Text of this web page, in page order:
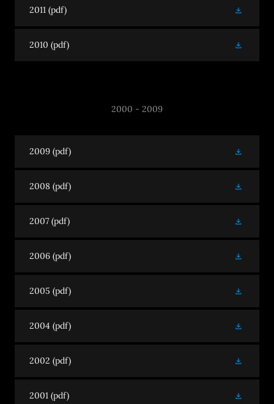
2011 (pdf)
2010 (pdf)
2000 - 2009
2009 (pdf)
2008 (pdf)
2007(pdf)
2006 (pdf)
2005 (pdf)
2004 (pdf)
2002 (pdf)
2001 (pdf)